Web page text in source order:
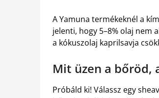
A Yamuna termékeknél a
jelenti, hogy 5–8% olaj nem
a kókuszolaj kaprilsavja
Mit üzen a
Próbáld ki! Válassz egy